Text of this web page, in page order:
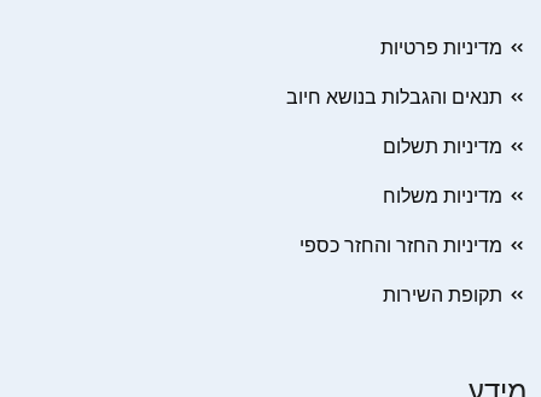
מדיניות פרטיות
תנאים והגבלות בנושא חיוב
מדיניות תשלום
מדיניות משלוח
מדיניות החזר והחזר כספי
תקופת השירות